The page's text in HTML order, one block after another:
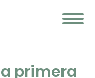
primera